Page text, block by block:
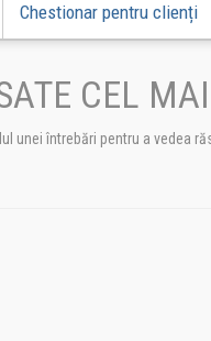
Chestionar pentru clienți
CEL
unei întrebări pentru a vedea